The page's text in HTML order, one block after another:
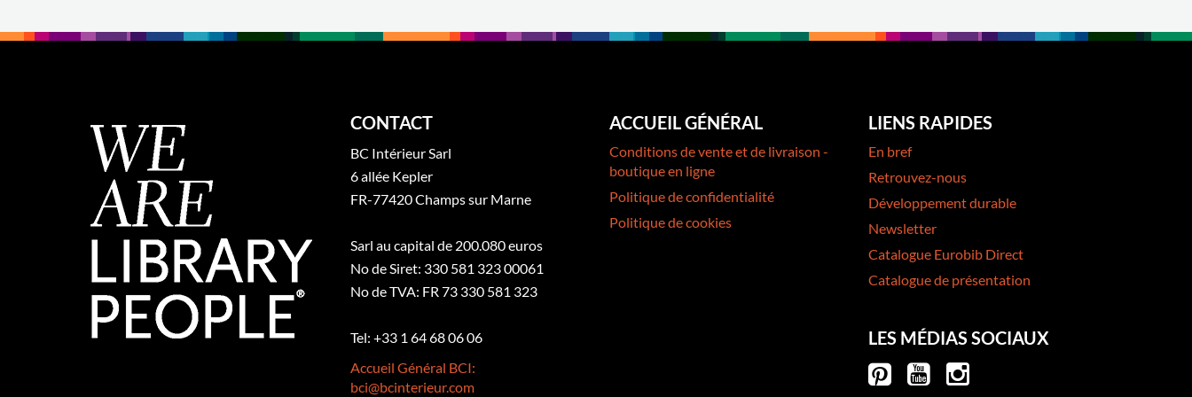
CONTACT
BC Intérieur Sarl
6 allée Kepler
FR-77420 Champs sur Marne
Sarl au capital de 200.080 euros
No de Siret: 330 581 323 00061
No de TVA: FR 73 330 581 323
Tel: +33 1 64 68 06 06
Accueil Général BCI:
bci@bcinterieur.com
ACCUEIL GÉNÉRAL
Conditions de vente et de livraison -
boutique en ligne
Politique de confidentialité
Politique de cookies
LIENS RAPIDES
En bref
Retrouvez-nous
Développement durable
Newsletter
Catalogue Eurobib Direct
Catalogue de présentation
LES MÉDIAS SOCIAUX